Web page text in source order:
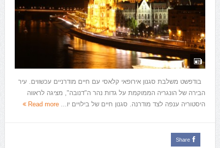
בודפשט משלבת סגנון אירופאי קלאסי עם חיים מודרניים עכשווים. עיר
הבירה של הונגריה הממוקמת על גדות נהר ה"דנובה", מציגה לראווה
היסטוריה ענפה לצד מודרנה. סגנון חיים של בילויים יו... Read more
Share